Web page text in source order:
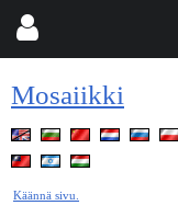
Mosaiikki
Käännä sivu.